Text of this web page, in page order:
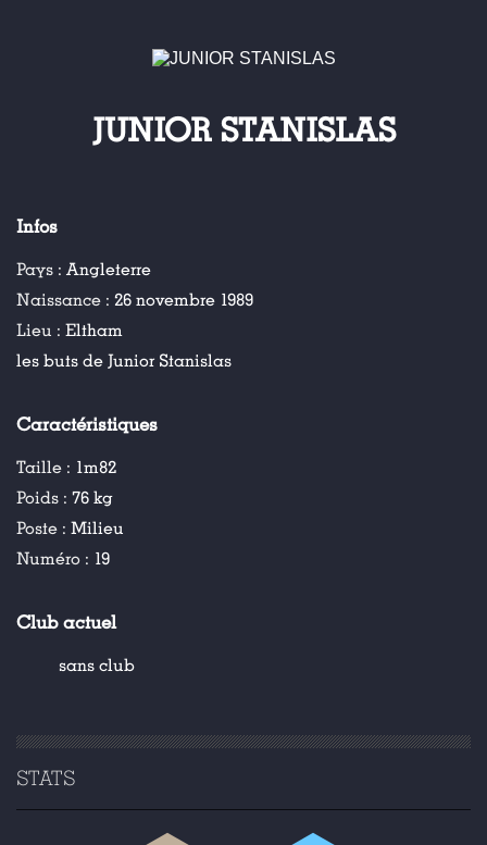
JUNIOR STANISLAS
Infos
Pays : Angleterre
Naissance : 26 novembre 1989
Lieu : Eltham
les buts de Junior Stanislas
Caractéristiques
Taille : 1m82
Poids : 76 kg
Poste : Milieu
Numéro : 19
Club actuel
sans club
STATS